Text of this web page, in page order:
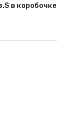
в коробочке